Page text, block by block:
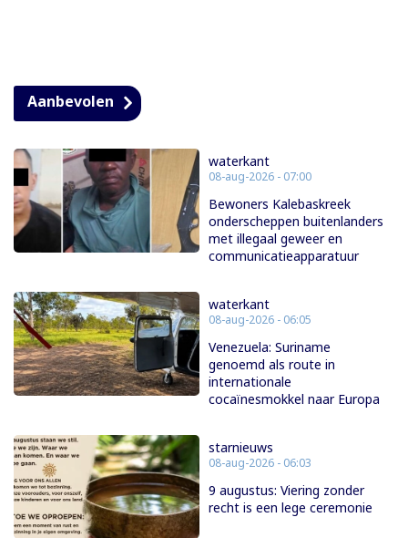
Aanbevolen
waterkant
08-aug-2026 - 07:00
Bewoners Kalebaskreek
onderscheppen buitenlanders
met illegaal geweer en
communicatieapparatuur
waterkant
08-aug-2026 - 06:05
Venezuela: Suriname
genoemd als route in
internationale
cocaïnesmokkel naar Europa
starnieuws
08-aug-2026 - 06:03
9 augustus: Viering zonder
recht is een lege ceremonie